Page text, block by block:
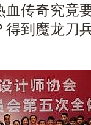
血传奇究竟
到魔龙刀